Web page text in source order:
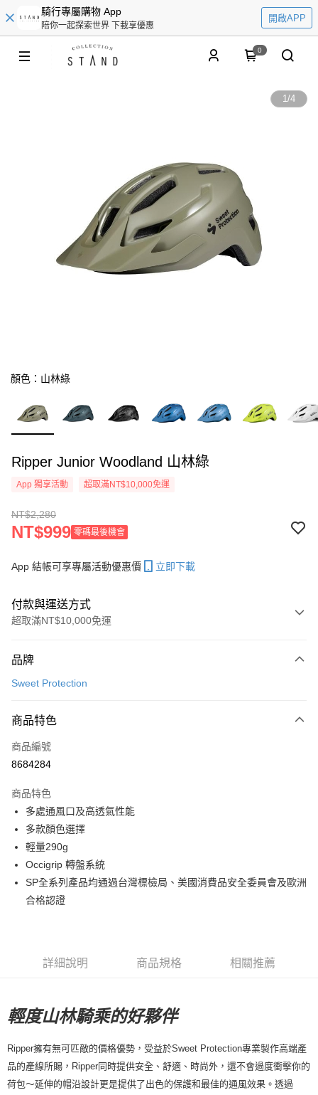
騎行專屬購物 App
陪你一起探索世界 下載享優惠
開啟APP
0
1/4
顏色：山林綠
Ripper Junior Woodland 山林綠
App 獨享活動 超取滿NT$10,000免運
NT$2,280
NT$999 零碼最後機會
App 結帳可享專屬活動優惠價 立即下載
付款與運送方式
超取滿NT$10,000免運
信用卡一次付款
LINE Pay
Apple Pay
運送方式
全家店到店
每筆NT$80，滿NT$10,000(含以上)免運費
付款後全家取貨
每筆NT$80，滿NT$10,000(含以上)免運費
付款後7-11取貨
宅配
品牌
Sweet Protection
商品特色
商品編號
8684284
商品特色
多處通風口及高透氣性能
多款顏色選擇
輕量290g
Occigrip 轉盤系統
SP全系列產品均通過台灣標檢局、美國消費品安全委員會及歐洲
合格認證
詳細說明 商品規格 相關推薦
輕度山林騎乘的好夥伴
Ripper擁有無可匹敵的價格優勢，受益於Sweet Protection專業製作高端產
品的產線所賜，Ripper同時提供安全、舒適、時尚外，還不會過度衝擊你的
荷包～延伸的帽沿設計更是提供了出色的保護和最佳的通風效果。透過